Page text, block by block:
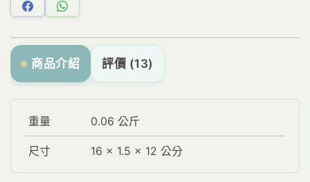
分
享
Facebook
分
享
WhatsApp
商品介紹 評價 (13)
重量 0.06 公斤
尺寸 16 × 1.5 × 12 公分